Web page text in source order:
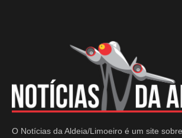
O Notícias da Aldeia/Limoeiro é um site